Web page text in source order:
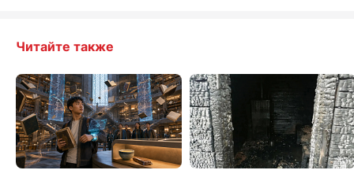
Читайте также